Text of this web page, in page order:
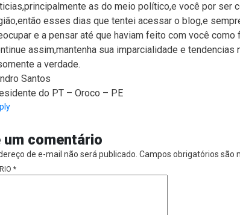
as do meio político,e você por ser
esses dias que tentei acessar o blog,e
e a pensar até que haviam feito com você como
assim,mantenha sua imparcialidade e
a verdade.
Santos
do PT – Oroco – PE
um comentário
de e-mail não será publicado. Campos obrigatórios são
*